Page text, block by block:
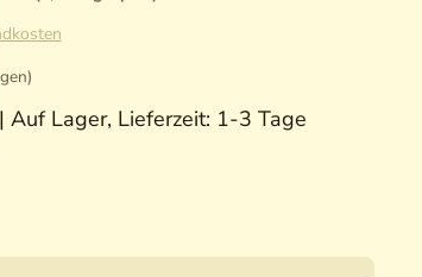
Auf Lager, Lieferzeit: 1-3 Tage